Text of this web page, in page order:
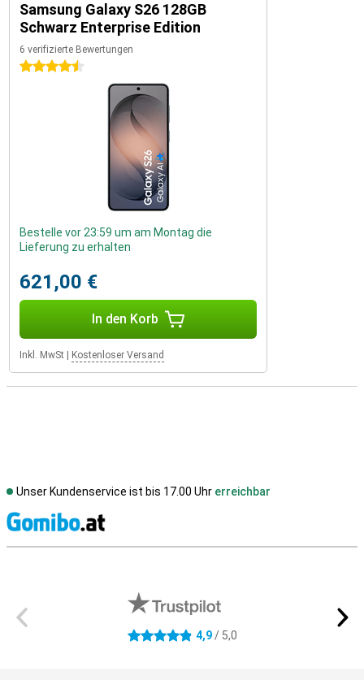
Samsung Galaxy S26 128GB
Schwarz Enterprise Edition
6 verifizierte Bewertungen
4.5 Sterne
Bestelle vor 23:59 um am Montag die
Lieferung zu erhalten
621,00 €
In den Korb
Inkl. MwSt Kostenloser Versand
Unser Kundenservice ist bis 17.00 Uhr erreichbar
4.9 Sterne 4,9/ 5,0